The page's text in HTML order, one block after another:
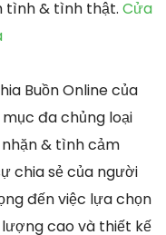
tình & tình thật. Cửa
Buồn Online của
đa chủng loại
& tình cảm
chia sẻ của người
đến việc lựa chọn
cao và thiết kế